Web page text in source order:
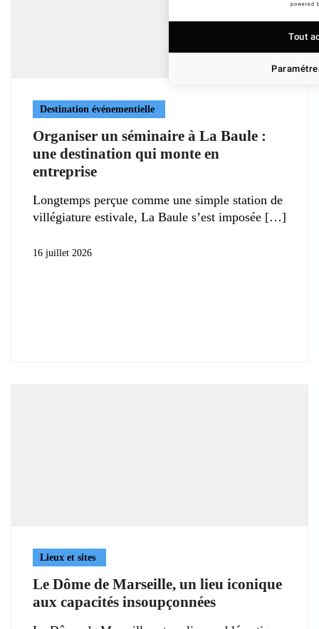
Destination événementielle
Organiser un séminaire à La Baule :
une destination qui monte en
entreprise
Longtemps perçue comme une simple station de
villégiature estivale, La Baule s’est imposée
16 juillet 2026
Lieux et sites
Le Dôme de Marseille, un lieu iconique
aux capacités insoupçonnées
powered
Tout